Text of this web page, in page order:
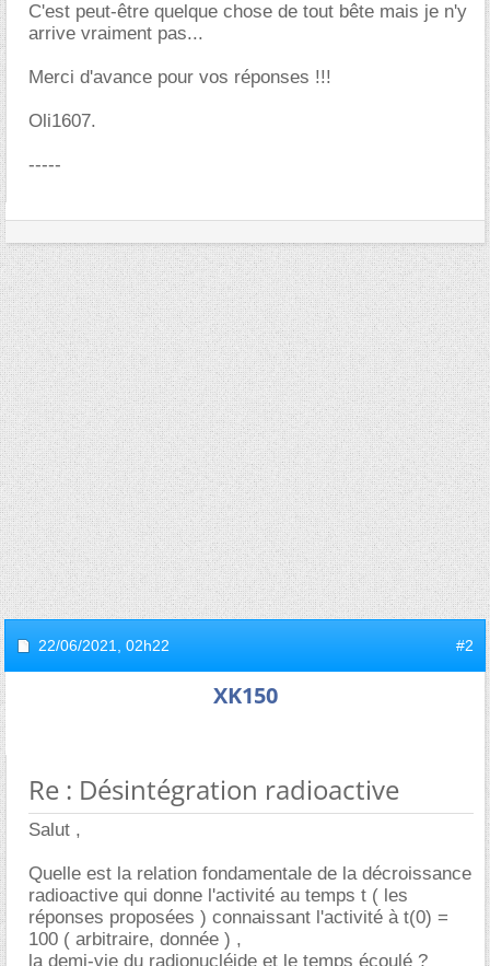
C'est peut-être quelque chose de tout bête mais je n'y
arrive vraiment pas...
Merci d'avance pour vos réponses !!!
Oli1607.
-----
22/06/2021, 02h22 #2
XK150
Re : Désintégration radioactive
Salut ,
Quelle est la relation fondamentale de la décroissance
radioactive qui donne l'activité au temps t ( les
réponses proposées ) connaissant l'activité à t(0) =
100 ( arbitraire, donnée ) ,
la demi-vie du radionucléide et le temps écoulé ?